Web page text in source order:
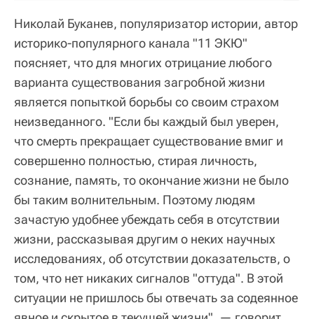
Николай Буканев, популяризатор истории, автор
историко-популярного канала "11 ЭКЮ"
поясняет, что для многих отрицание любого
варианта существования загробной жизни
является попыткой борьбы со своим страхом
неизведанного. "Если бы каждый был уверен,
что смерть прекращает существование вмиг и
совершенно полностью, стирая личность,
сознание, память, то окончание жизни не было
бы таким волнительным. Поэтому людям
зачастую удобнее убеждать себя в отсутствии
жизни, рассказывая другим о неких научных
исследованиях, об отсутствии доказательств, о
том, что нет никаких сигналов "оттуда". В этой
ситуации не пришлось бы отвечать за содеянное